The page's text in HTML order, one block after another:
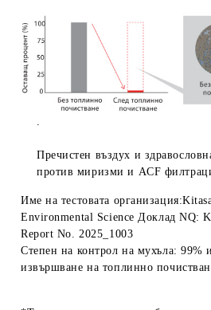
.
Пречистен въздух и
против миризми и ACF
Име на тестовата
Environmental Science Доклад NQ:
Report No. 2025_1003
Степен на контрол на мухъла: 99%
извършване на топлинно